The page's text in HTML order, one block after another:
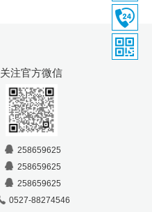
关注官方微信
258659625
258659625
258659625
0527-88274546